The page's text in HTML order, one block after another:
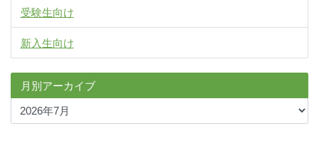
受験生向け
新入生向け
月別アーカイブ